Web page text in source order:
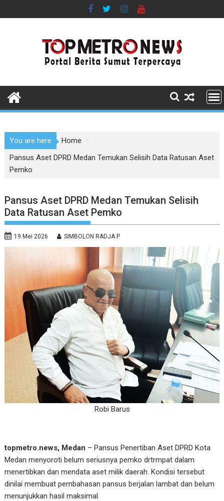
to
You are here
Home
Pansus Aset DPRD Medan Temukan Selisih Data Ratusan Aset
Pemko
Pansus Aset DPRD Medan Temukan Selisih
Data Ratusan Aset Pemko
19 Mei 2026 SIMBOLON RADJA P
Robi Barus
topmetro.news, Medan – Pansus Penertiban Aset DPRD Kota
Medan menyoroti belum seriusnya pemko drtrmpat dalam
menertibkan dan mendata aset milik daerah. Kondisi tersebut
dinilai membuat pembahasan pansus berjalan lambat dan belum
menunjukkan hasil maksimal.